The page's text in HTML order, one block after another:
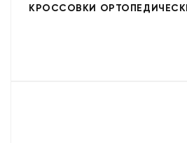
КРОССОВКИ